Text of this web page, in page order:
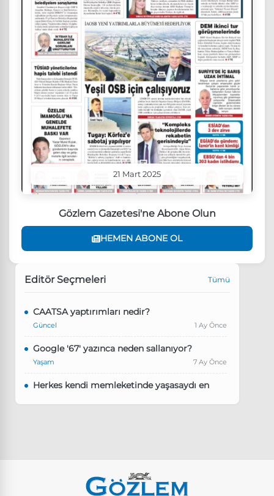
21 Mart 2025
Gözlem Gazetesi'ne Abone Olun
HEMEN ABONE OL
Editör Seçmeleri Tümü
CAATSA yaptırımları nedir?
Güncel 1 Ay Önce
Google '67' yazınca neden sallanıyor?
Yaşam 7 Ay Önce
Herkes kendi memleketinde yaşasaydı en
Instagram’da keşfet nasıl temizlenir?